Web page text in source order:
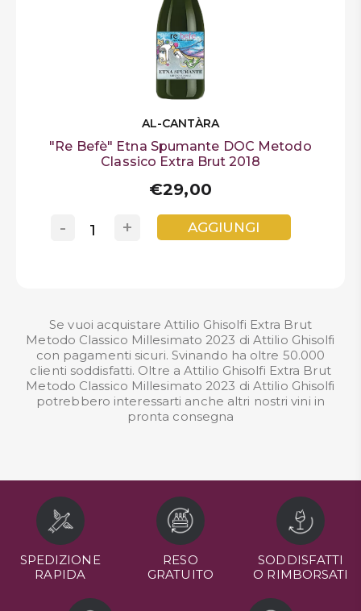
AL-CANTÀRA
"Re Befè" Etna Spumante DOC Metodo
Classico Extra Brut 2018
€29,00
+
- AGGIUNGI
Se vuoi acquistare Attilio Ghisolfi Extra Brut
Metodo Classico Millesimato 2023 di Attilio Ghisolfi
con pagamenti sicuri. Svinando ha oltre 50.000
clienti soddisfatti. Oltre a Attilio Ghisolfi Extra Brut
Metodo Classico Millesimato 2023 di Attilio Ghisolfi
potrebbero interessarti anche altri nostrivini in
pronta consegna
SPEDIZIONE
RAPIDA
RESO
GRATUITO
SODDISFATTI
O RIMBORSATI